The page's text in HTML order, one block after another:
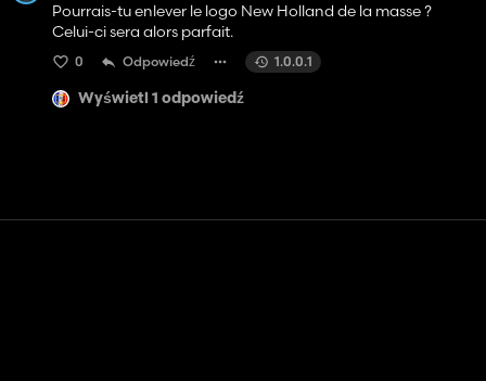
Pourrais-tu enlever le logo New Holland de la masse ?
Celui-ci sera alors parfait.
0 Odpowiedź 1.0.0.1
Wyświetl 1 odpowiedź